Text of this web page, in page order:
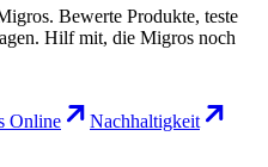
Bewerte Produkte, teste
Hilf mit, die Migros noch
Online
Nachhaltigkeit